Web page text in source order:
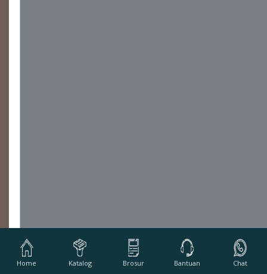
Home Katalog Brosur Bantuan Chat